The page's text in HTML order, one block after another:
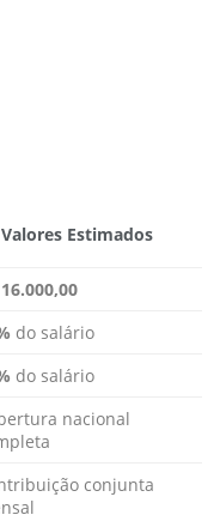
Valores Estimados
do salário
do salário
nacional
conjunta